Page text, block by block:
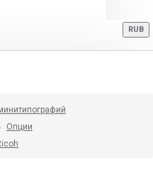
RUB
Опции